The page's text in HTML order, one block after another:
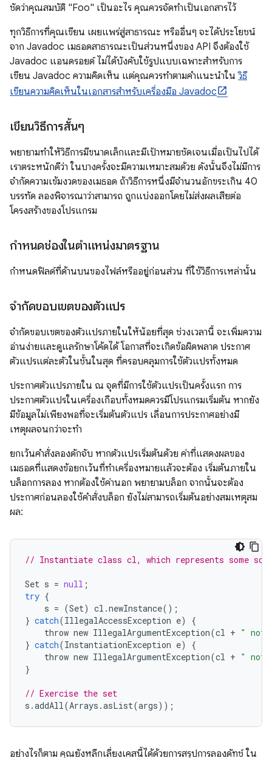
ชัดว่าคุณสมบัติ "Foo" เป็นอะไร คุณควรจัดทำเป็นเอกสารไว้
ทุกวิธีการที่คุณเขียน เผยแพร่สู่สาธารณะ หรืออื่นๆ จะได้ประโยชน์
จาก Javadoc เมธอดสาธารณะเป็นส่วนหนึ่งของ API จึงต้องใช้
Javadoc แอนดรอยด์ ไม่ได้บังคับใช้รูปแบบเฉพาะสำหรับการ
เขียน Javadoc ความคิดเห็น แต่คุณควรทำตามคำแนะนำในวิธี
เขียนความคิดเห็นในเอกสารสำหรับเครื่องมือ Javadoc
เขียนวิธีการสั้นๆ
พยายามทำให้วิธีการมีขนาดเล็กและมีเป้าหมายชัดเจนเมื่อเป็นไปได้
เราตระหนักดีว่า ในบางครั้งจะมีความเหมาะสมด้วย ดังนั้นจึงไม่มีการ
จำกัดความเข้มงวดของเมธอด ถ้าวิธีการหนึ่งมีจำนวนอักขระเกิน 40
บรรทัด ลองพิจารณาว่าสามารถ ถูกแบ่งออกโดยไม่ส่งผลเสียต่อ
โครงสร้างของโปรแกรม
กำหนดช่องในตำแหน่งมาตรฐาน
กำหนดฟิลด์ที่ด้านบนของไฟล์หรืออยู่ก่อนส่วน ที่ใช้วิธีการเหล่านั้น
จำกัดขอบเขตของตัวแปร
จำกัดขอบเขตของตัวแปรภายในให้น้อยที่สุด ช่วงเวลานี้ จะเพิ่มความ
อ่านง่ายและดูแลรักษาโค้ดได้ โอกาสที่จะเกิดข้อผิดพลาด ประกาศ
ตัวแปรแต่ละตัวในชั้นในสุด ที่ครอบคลุมการใช้ตัวแปรทั้งหมด
ประกาศตัวแปรภายใน ณ จุดที่มีการใช้ตัวแปรเป็นครั้งแรก การ
ประกาศตัวแปรในเครื่องเกือบทั้งหมดควรมีโปรแกรมเริ่มต้น หากยัง
มีข้อมูลไม่เพียงพอที่จะเริ่มต้นตัวแปร เลื่อนการประกาศอย่างมี
เหตุผลจนกว่าจะทำ
ยกเว้นคำสั่งลองดักจับ หากตัวแปรเริ่มต้นด้วย ค่าที่แสดงผลของ
เมธอดที่แสดงข้อยกเว้นที่ทำเครื่องหมายแล้วจะต้อง เริ่มต้นภายใน
บล็อกการลอง หากต้องใช้ค่านอก พยายามบล็อก จากนั้นจะต้อง
ประกาศก่อนลองใช้คำสั่งบล็อก ยังไม่สามารถเริ่มต้นอย่างสมเหตุสม
ผล:
// Instantiate class cl, which represents some
Set s = null ;
try {
s = (Set) cl .newInstance();
} catch(IllegalAccessException e)
{
throw new IllegalArgumentException(cl + " not
} catch(InstantiationException e)
{
throw new IllegalArgumentException(cl + " not
}
// Exercise the set
s .addAll(Arrays .asList(args));
อย่างไรก็ตาม คุณยังหลีกเลี่ยงเคสนี้ได้ด้วยการสรุปการลองดัทช์ ใน